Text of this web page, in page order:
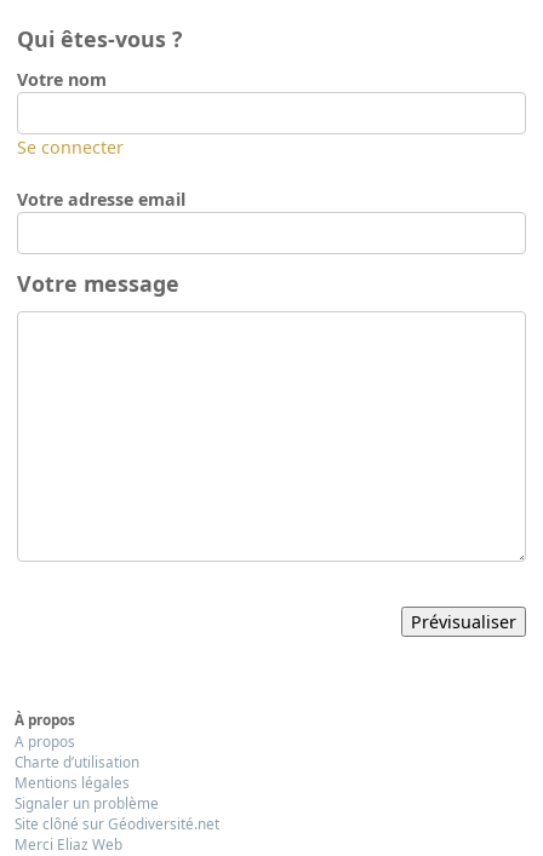
Qui êtes-vous ?
Votre nom
Se connecter
Votre adresse email
Votre message
À propos
A propos
Charte d’utilisation
Mentions légales
Signaler un problème
Site clôné sur Géodiversité.net
Merci Eliaz Web